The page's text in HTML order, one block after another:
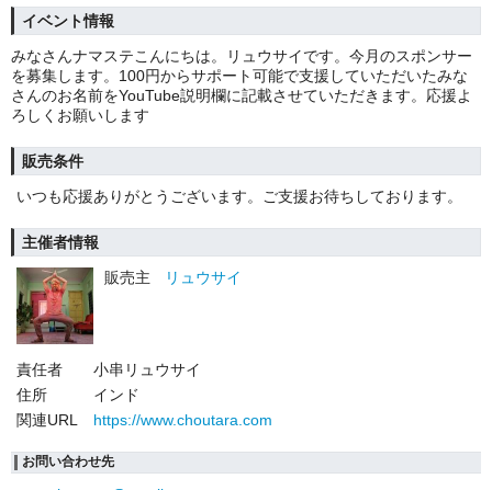
イベント情報
みなさんナマステこんにちは。リュウサイです。今月のスポンサー
を募集します。100円からサポート可能で支援していただいたみな
さんのお名前をYouTube説明欄に記載させていただきます。応援よ
ろしくお願いします
販売条件
いつも応援ありがとうございます。ご支援お待ちしております。
主催者情報
販売主
リュウサイ
責任者
小串リュウサイ
住所
インド
関連URL
https://www.choutara.com
お問い合わせ先